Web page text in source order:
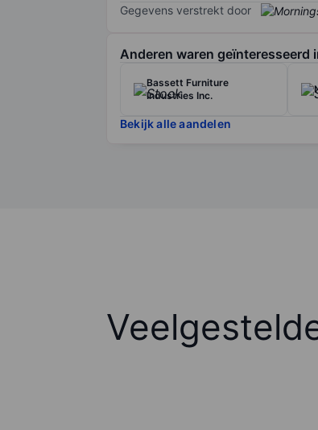
Gegevens verstrekt door
Anderen waren geïnteresseerd
Bassett Furniture
Industries Inc.
Bekijk alle aandelen